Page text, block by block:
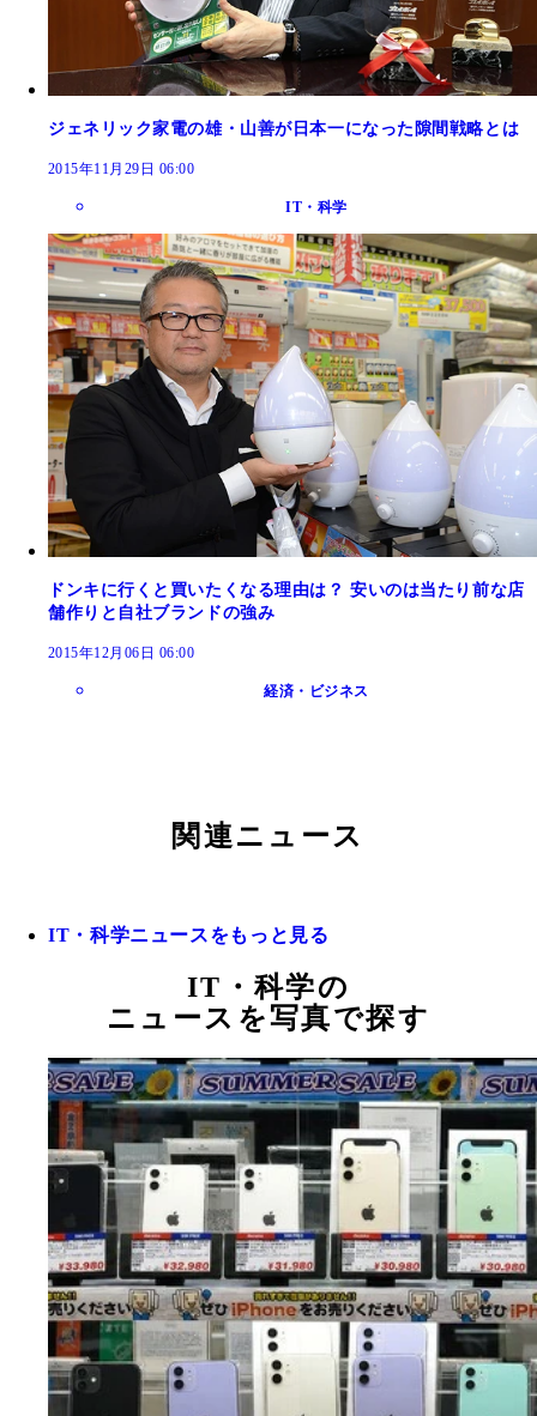
ジェネリック家電の雄・山善が日本一になった隙間戦略とは
2015年11月29日 06:00
IT・科学
ドンキに行くと買いたくなる理由は？ 安いのは当たり前な店
舗作りと自社ブランドの強み
2015年12月06日 06:00
経済・ビジネス
関連ニュース
IT・科学ニュースをもっと見る
IT・科学の
ニュースを写真で探す